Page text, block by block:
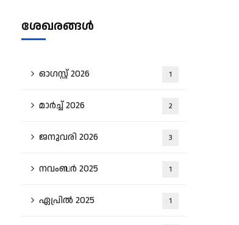
ശേഖരങ്ങൾ
ഓഗസ്റ്റ്‌ 2026 1
മാർച്ച്‌ 2026 2
ജനുവരി 2026 3
നവംബർ 2025 1
ഏപ്രിൽ 2025 1